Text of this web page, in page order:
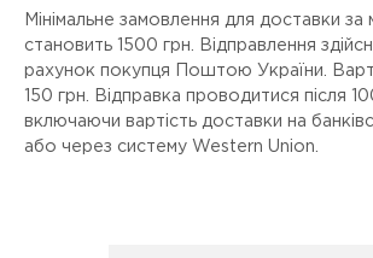
Мінімальне замовлення для доставки за
становить 1500 грн. Відправлення
рахунок покупця Поштою України.
150 грн. Відправка проводитися після
включаючи вартість доставки на
або через систему Western Union.